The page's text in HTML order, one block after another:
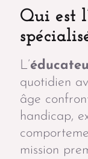
Qui est
L’
quotidien
âge
handicap,
mission